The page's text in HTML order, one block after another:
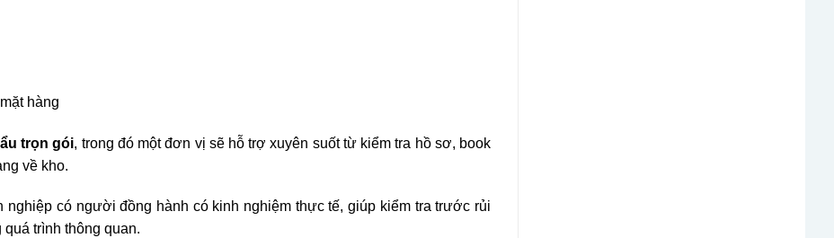
hàng
trọn gói, trong đó một đơn vị sẽ hỗ trợ xuyên suốt từ kiểm tra hồ sơ, book
về kho.
có người đồng hành có kinh nghiệm thực tế, giúp kiểm tra trước rủi
trình thông quan.